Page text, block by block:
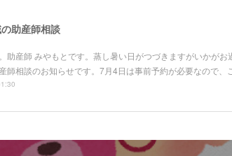
助産師相談
助産師 みやもとです。蒸し暑い日がつづきますがいかが
師相談のお知らせです。7月4日は事前予約が必要なので